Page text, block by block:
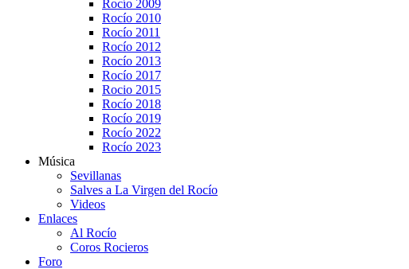
Rocío 2009
Rocío 2010
Rocío 2011
Rocío 2012
Rocío 2013
Rocío 2017
Rocio 2015
Rocío 2018
Rocío 2019
Rocío 2022
Rocío 2023
Música
Sevillanas
Salves a La Virgen del Rocío
Videos
Enlaces
Al Rocío
Coros Rocieros
Foro